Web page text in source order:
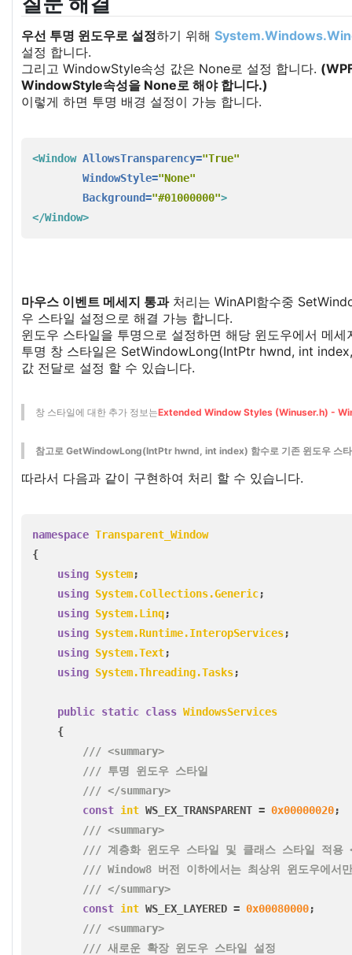
우선 투명 윈도우로 설정하기 위해
설정 합니다.
그리고 WindowStyle속성 값은 None로 설정 합니다.
WindowStyle속성을 None로 해야 합니다.)
이렇게 하면 투명 배경 설정이 가능 합니다.
<Window AllowsTransparency="True"
WindowStyle="None"
Background="#01000000">
</Window>
마우스 이벤트 메세지 통과처리는 WinAPI함수중
우 스타일 설정으로 해결 가능 합니다.
윈도우 스타일을 투명으로 설정하면 해당 윈도우에서 메
투명 창 스타일은 SetWindowLong(IntPtr hwnd, int
값 전달로 설정 할 수 있습니다.
창 스타일에 대한 추가 정보는Extended Window Styles (Winuser.h) -
참고로 GetWindowLong(IntPtr hwnd, int index) 함수로 기존 윈도우 스타
따라서 다음과 같이 구현하여 처리 할 수 있습니다.
namespace Transparent_Window
{
using System;
using System.Collections.Generic;
using System.Linq;
using System.Runtime.InteropServices;
using System.Text;
using System.Threading.Tasks;
public static class WindowsServices
{
/// <summary>
/// 투명 윈도우 스타일
/// </summary>
const int WS_EX_TRANSPARENT = 0x00000020;
/// <summary>
/// 계층화 윈도우 스타일 및 클래스 스타일 적용
/// Window8 버전 이하에서는 최상위 윈도우에서
/// </summary>
const int WS_EX_LAYERED = 0x00080000;
/// <summary>
/// 새로운 확장 윈도우 스타일 설정